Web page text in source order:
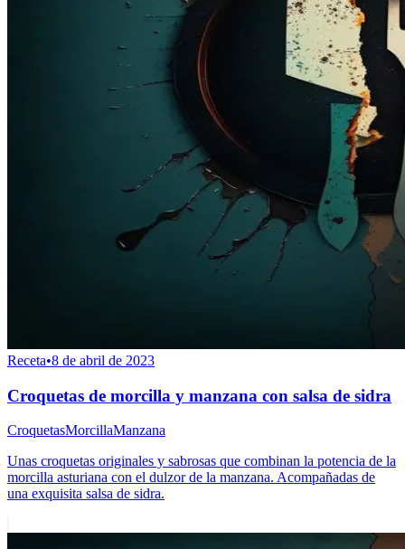
Receta•8 de abril de 2023
Croquetas de morcilla y manzana con salsa de sidra
CroquetasMorcillaManzana
Unas croquetas originales y sabrosas que combinan la potencia de la
morcilla asturiana con el dulzor de la manzana. Acompañadas de
una exquisita salsa de sidra.